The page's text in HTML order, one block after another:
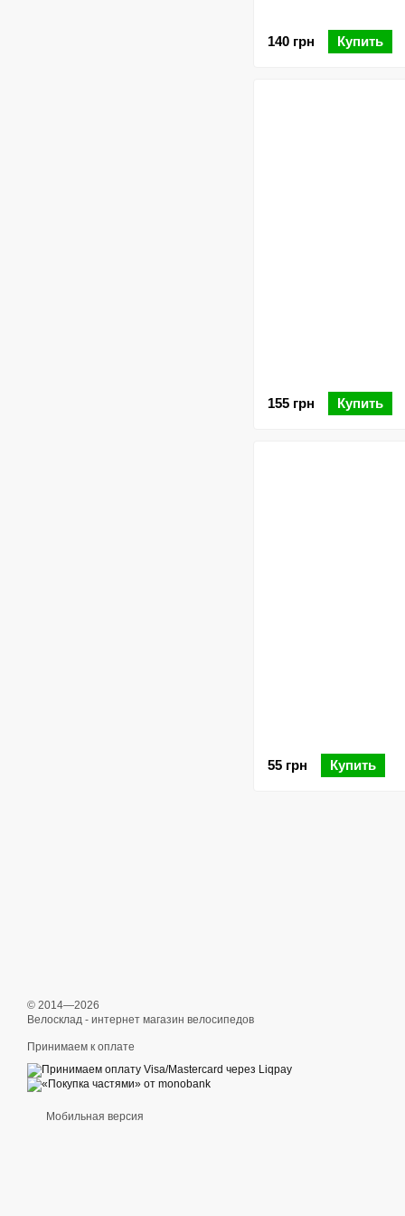
140 грн Купить
155 грн Купить
55 грн Купить
© 2014—2026
Велосклад - интернет магазин велосипедов
Принимаем к оплате
Мобильная версия